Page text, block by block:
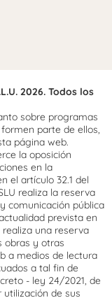
2026. Todos los
sobre programas
parte de ellos,
página web.
la oposición
en la
el artículo 32.1 del
realiza la reserva
comunicación pública
prevista en
realiza una reserva
obras y otras
a medios de lectura
a tal fin de
- ley 24/2021, de
de sus